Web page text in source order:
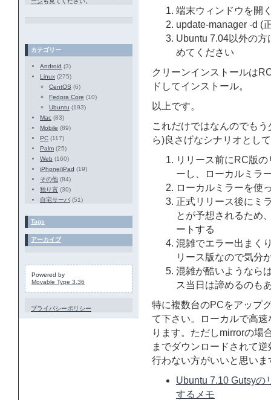
端末ウィンドウを開
update-manager -d (
Ubuntu 7.04以外の
めてください
クリーンインストールは
ドしてインストール。
以上です。
これだけではなんのでも
ら)良さげなシナリオとし
リリース前にRC版
ーし、ローカルミラ
ローカルミラーを使
正式リリース後にミ
とが予想されるため
ートする
混雑でエラー出まく
リース版なので気分
混雑が酷いようなら
ス当日は諦めるのも
特に複数台のPCをアップ
て下さい。ローカルで高
ります。ただしmirrorの場
までダウンロードされて
行わない方がいいと思いま
Ubuntu 7.10 Gutsyの
するメモ
カテゴリー
Android (3)
Linux (275)
CentOS (6)
Fedora Core (10)
Ubuntu (193)
Mac (83)
Mobile (89)
PC (117)
Palm (25)
Web (160)
iPhone/iPad (19)
その他 (84)
独り言 (30)
自宅サーバ (51)
Tags
アーカイブ
Powered by
Movable Type 3.36
プライバシーポリシー